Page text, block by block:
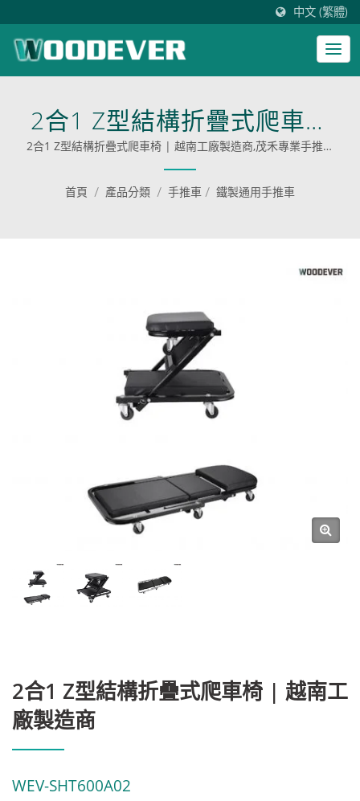
中文 (繁體)
2合1 Z型結構折疊式爬車椅
| 越南工廠製造商
2合1 Z型結構折疊式爬車椅 | 越南工廠製造商,茂禾專業手推車
製造商,手推車供應商,手推車工廠,推車廠商,露營推車專業工廠推
車大重量推車
首頁 / 產品分類 / 手推車 / 鐵製通用手推車
2合1 Z型結構折疊式爬車椅 | 越南工
廠製造商
WEV-SHT600A02